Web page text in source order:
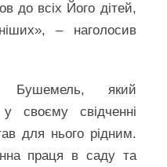
до всіх Його дітей,
– наголосив
Бушемель, який
своєму свідченні
для нього рідним.
праця в саду та